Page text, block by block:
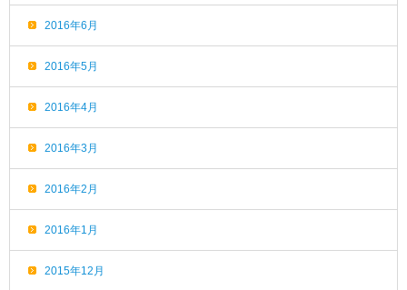
2016年6月
2016年5月
2016年4月
2016年3月
2016年2月
2016年1月
2015年12月